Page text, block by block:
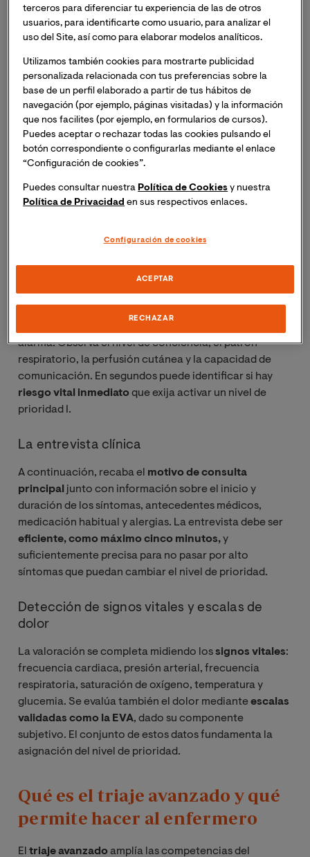
Qué es el triaje avanzado y qué permite hacer al
enfermero
se necesita para ejercerlo
Formación para hacer triaje en urgencias
Qué valora el enfermero
durante el triaje
El objetivo no es diagnosticar, sino determinar
tres fases complementarias.
La primera impresión
alarma. Observa el nivel de conciencia, el patrón
respiratorio, la perfusión cutánea y la capacidad de
comunicación. En segundos puede identificar si hay
riesgo vital inmediatoque exija activar un nivel de
prioridad I.
La entrevista clínica
A continuación, recaba el motivo de consulta
principal junto con información sobre el inicio y
duración de los síntomas, antecedentes médicos,
medicación habitual y alergias. La entrevista debe ser
eficiente, como máximo cinco minutos,y
suficientemente precisa para no pasar por alto
síntomas que puedan cambiar el nivel de prioridad.
Detección de signos vitales y escalas de
dolor
La valoración se completa midiendo lossignos vitales:
frecuencia cardiaca, presión arterial, frecuencia
respiratoria, saturación de oxígeno, temperatura y
glucemia. Se evalúa también el dolor medianteescalas
validadas como la EVA, dado su componente
subjetivo. El conjunto de estos datos fundamenta la
asignación del nivel de prioridad.
Qué es el triaje avanzado y qué
permite hacer al enfermero
El triaje avanzadoamplía las competencias del
terceros para diferenciar tu experiencia de las de otros
usuarios, para identificarte como usuario, para analizar el
uso del Site, así como para elaborar modelos analíticos.
Utilizamos también cookies para mostrarte publicidad
personalizada relacionada con tus preferencias sobre la
base de un perfil elaborado a partir de tus hábitos de
navegación (por ejemplo, páginas visitadas) y la información
que nos facilites (por ejemplo, en formularios de cursos).
Puedes aceptar o rechazar todas las cookies pulsando el
botón correspondiente o configurarlas mediante el enlace
“Configuración de cookies”.
Puedes consultar nuestra Política de Cookies y nuestra
Política de Privacidad en sus respectivos enlaces.
Configuración de cookies
RECHAZAR
ACEPTAR